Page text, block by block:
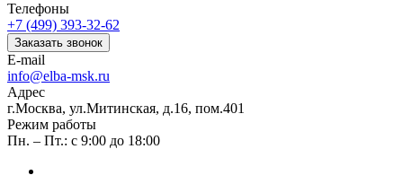
Телефоны
+7 (499) 393-32-62
Заказать звонок
E-mail
info@elba-msk.ru
Адрес
г.Москва, ул.Митинская, д.16, пом.401
Режим работы
Пн. – Пт.: с 9:00 до 18:00